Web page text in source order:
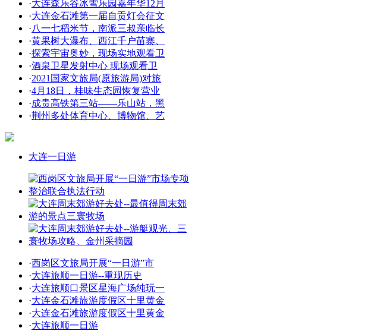
·大连森乐谷冰雪乐园嘉年华12月
·大连金石滩第一届自贡灯会征文
·八一七稻米节，南派三叔亲临长
·黄果树大瀑布、西江千户苗寨、
·探索宇宙奥妙，现场实地观看卫
·酒泉卫星发射中心 现场观看卫
·2021国家文旅局(原旅游局)对旅
·4月18日，桂味生态园恢复营业
·成贵高铁第三站——乐山站，黑
·荆州多处体育中心、博物馆、艺
大连一日游
·西岗区文旅局开展“一日游”市
·大连旅顺一日游--重现历史
·大连旅顺口景区星海广场纯玩一
·大连金石滩旅游度假区十里黄金
·大连金石滩旅游度假区十里黄金
·大连旅顺一日游